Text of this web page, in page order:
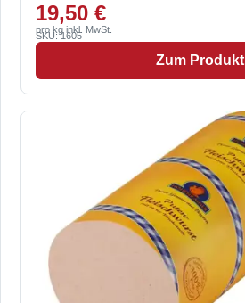
19,50 €
pro kg inkl. MwSt.
SKU: 1605
Zum Produkt